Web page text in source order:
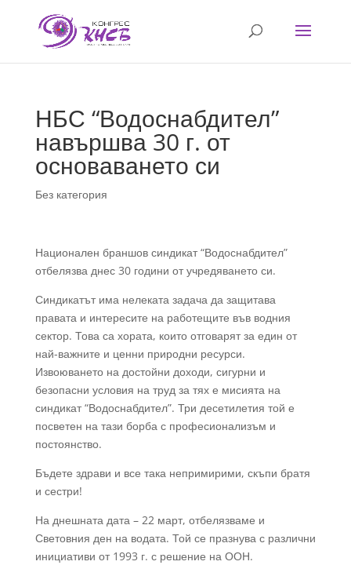
НБС “Водоснабдител”
навършва 30 г. от
основаването си
Без категория
Национален браншов синдикат “Водоснабдител”
отбелязва днес 30 години от учредяването си.
Синдикатът има нелеката задача да защитава
правата и интересите на работещите във водния
сектор. Това са хората, които отговарят за един от
най-важните и ценни природни ресурси.
Извоюването на достойни доходи, сигурни и
безопасни условия на труд за тях е мисията на
синдикат “Водоснабдител”. Три десетилетия той е
посветен на тази борба с професионализъм и
постоянство.
Бъдете здрави и все така непримирими, скъпи братя
и сестри!
На днешната дата – 22 март, отбелязваме и
Световния ден на водата. Той се празнува с различни
инициативи от 1993 г. с решение на ООН.